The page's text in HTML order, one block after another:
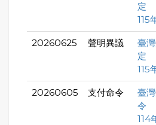
定
115
20260625 聲明異議
臺
定
115
20260605 支付命令
臺
令
114